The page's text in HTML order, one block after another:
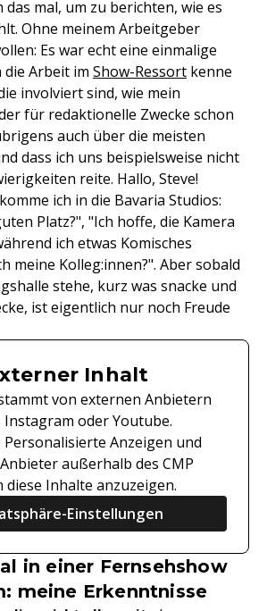
mal, um zu berichten, wie es
Ohne meinem Arbeitgeber
Es war echt eine einmalige
Arbeit im Show-Ressort kenne
involviert sind, wie mein
für redaktionelle Zwecke schon
auch über die meisten
dass ich uns beispielsweise nicht
reite. Hallo, Steve!
ich in die Bavaria Studios:
Platz?", "Ich hoffe, die Kamera
ich etwas Komisches
meine Kolleg:innen?". Aber sobald
stehe, kurz was snacke und
ist eigentlich nur noch Freude
Inhalt
von externen Anbietern
Instagram oder Youtube.
Anzeigen und
außerhalb des CMP
diese Inhalte anzuzeigen.
Einstellungen
in einer Fernsehshow
meine Erkenntnisse